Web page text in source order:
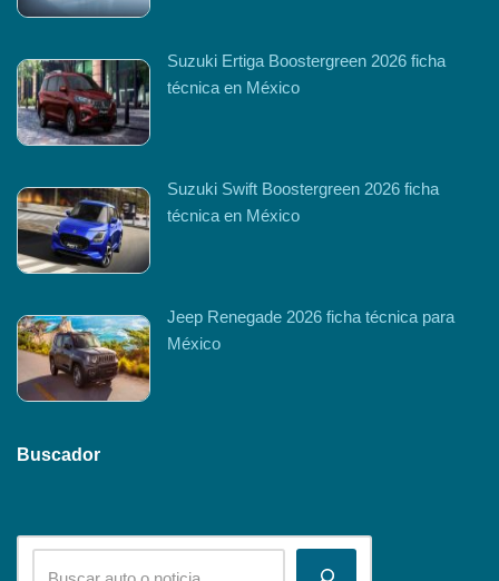
Suzuki Ertiga Boostergreen 2026 ficha
técnica en México
Suzuki Swift Boostergreen 2026 ficha
técnica en México
Jeep Renegade 2026 ficha técnica para
México
Buscador